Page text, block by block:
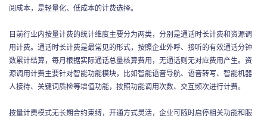
阅成本，是轻量化、低成本的计费选择。
目前行业内按量计费的统计维度主要分为两类，分别是通话时长计费和资源调
用计费。通话时长计费是最常见的形式，按照企业外呼、接听的有效通话分钟
数累计结算，每月根据实际通话总量核算费用，无通话则无对应费用产生。资
源调用计费主要针对智能功能模块，比如智能语音导航、语音转写、智能机器
人接待、关键词质检等增值功能，按照功能调用次数、交互频次进行计费。
按量计费模式无长期合约束缚，开通方式灵活，企业可随时启停相关功能和服